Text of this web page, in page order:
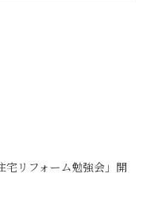
リフォーム勉強会」開